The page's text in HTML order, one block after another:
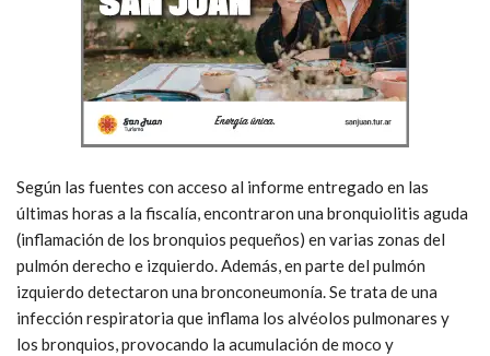
Según las fuentes con acceso al informe entregado en las
últimas horas a la fiscalía, encontraron una bronquiolitis aguda
(inflamación de los bronquios pequeños) en varias zonas del
pulmón derecho e izquierdo. Además, en parte del pulmón
izquierdo detectaron una bronconeumonía. Se trata de una
infección respiratoria que inflama los alvéolos pulmonares y
los bronquios, provocando la acumulación de moco y